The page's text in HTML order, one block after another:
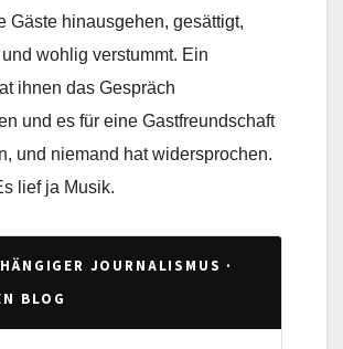
Gäste hinausgehen, gesättigt,
wohlig verstummt. Ein
ihnen das Gespräch
und es für eine Gastfreundschaft
und niemand hat widersprochen.
lief ja Musik.
JOURNALISMUS ·
BLOG